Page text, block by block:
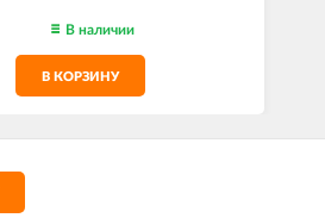
В наличии
В КОРЗИНУ